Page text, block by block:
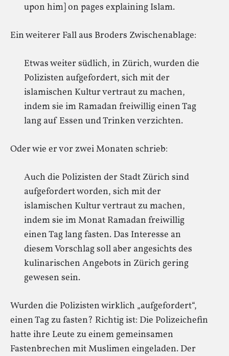
upon him] on pages explaining Islam.
Ein weiterer Fall aus Broders Zwischenablage:
Etwas weiter südlich, in Zürich, wurden die
Polizisten aufgefordert, sich mit der
islamischen Kultur vertraut zu machen,
indem sie im Ramadan freiwillig einen Tag
lang auf Essen und Trinken verzichten.
Oder wie er vor zwei Monaten schrieb:
Auch die Polizisten der Stadt Zürich sind
aufgefordert worden, sich mit der
islamischen Kultur vertraut zu machen,
indem sie im Monat Ramadan freiwillig
einen Tag lang fasten. Das Interesse an
diesem Vorschlag soll aber angesichts des
kulinarischen Angebots in Zürich gering
gewesen sein.
Wurden die Polizisten wirklich „aufgefordert“,
einen Tag zu fasten? Richtig ist: Die Polizeichefin
hatte ihre Leute zu einem gemeinsamen
Fastenbrechen mit Muslimen eingeladen. Der